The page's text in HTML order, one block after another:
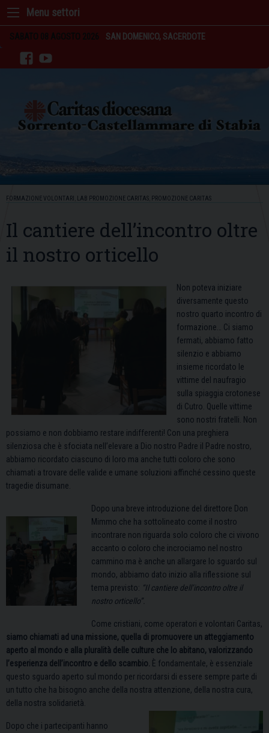
Skip
content
SABATO 08 AGOSTO 2026 SAN DOMENICO, SACERDOTE
facebookyoutube
FORMAZIONE VOLONTARI LAB PROMOZIONE CARITAS PROMOZIONE CARITAS
Il cantiere dell’incontro oltre
il nostro orticello
Non poteva iniziare
diversamente questo
nostro quarto incontro di
formazione… Ci siamo
fermati, abbiamo fatto
silenzio e abbiamo
insieme ricordato le
vittime del naufragio
sulla spiaggia crotonese
di Cutro. Quelle vittime
sono nostri fratelli. Non
possiamo e non dobbiamo restare indifferenti! Con una preghiera
silenziosa che è sfociata nell’elevare a Dio nostro Padre il Padre nostro,
abbiamo ricordato ciascuno di loro ma anche tutti coloro che sono
chiamati a trovare delle valide e umane soluzioni affinché cessino queste
tragedie disumane.
Dopo una breve introduzione del direttore Don
Mimmo che ha sottolineato come il nostro
incontrare non riguarda solo coloro che ci vivono
accanto o coloro che incrociamo nel nostro
cammino ma è anche un allargare lo sguardo sul
mondo, abbiamo dato inizio alla riflessione sul
tema previsto: “Il cantiere dell’incontro oltre il
nostro orticello”.
Come cristiani, come operatori e volontari Caritas,
siamo chiamati ad una missione, quella di promuovere un atteggiamento
aperto al mondo e alla pluralità delle culture che lo abitano, valorizzando
l’esperienza dell’incontro e dello scambio. È fondamentale, è essenziale
questo sguardo aperto sul mondo per ricordarsi di essere sempre parte di
un tutto che ha bisogno anche della nostra attenzione, della nostra cura,
della nostra solidarietà.
Dopo che i partecipanti hanno